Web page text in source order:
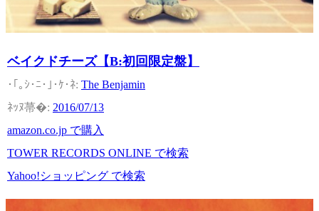
ベイクドチーズ【B:初回限定盤】
The Benjamin
2016/07/13
amazon.co.jp で購入
TOWER RECORDS ONLINE で検索
Yahoo!ショッピング で検索